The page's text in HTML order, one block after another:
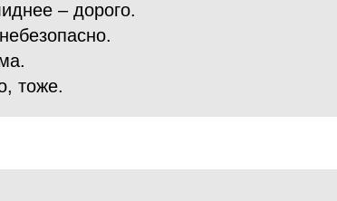
– дорого.
тоже.